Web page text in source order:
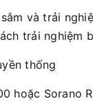
và trải
trải
thống
hoặc Sorano